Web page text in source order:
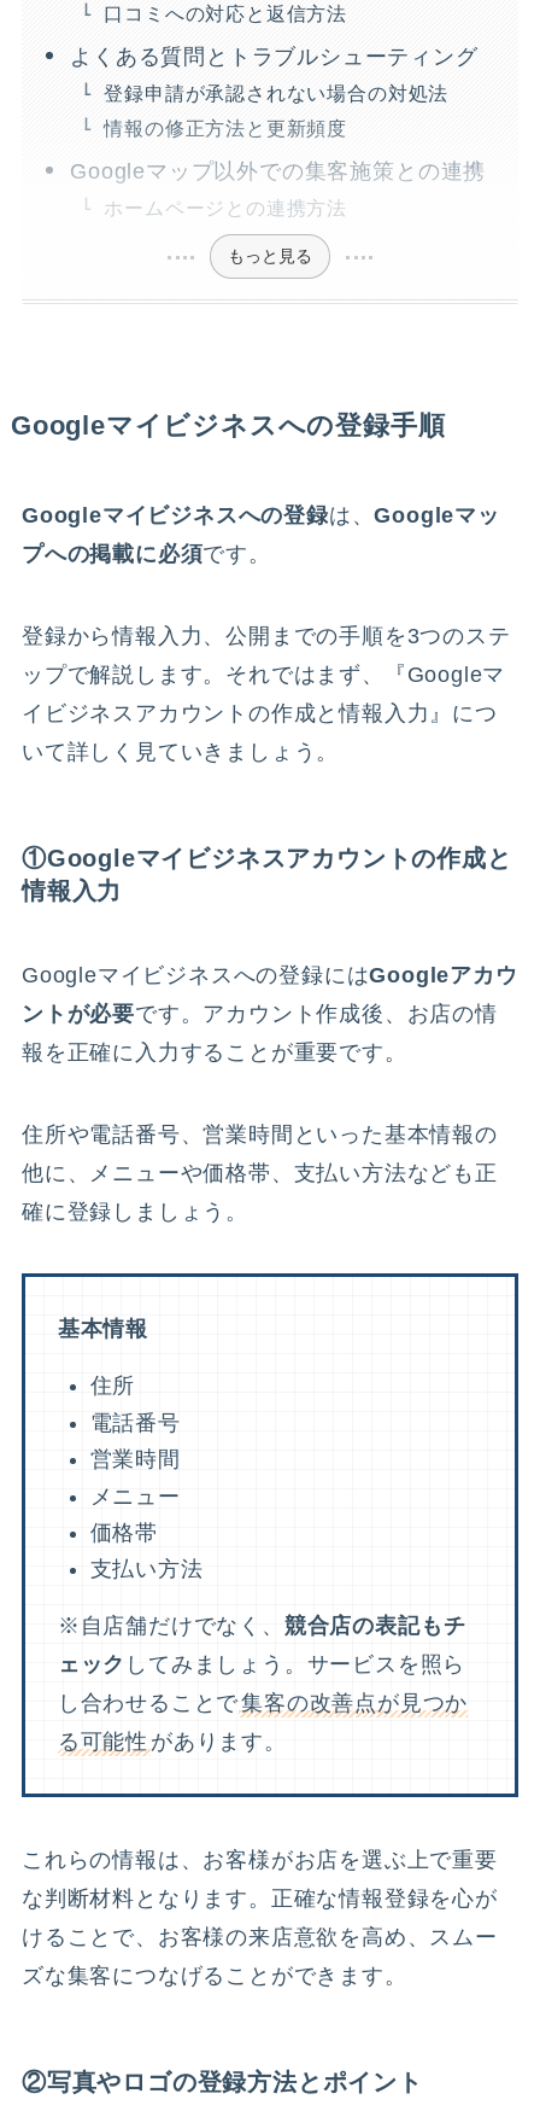
口コミへの対応と返信方法
よくある質問とトラブルシューティング
登録申請が承認されない場合の対処法
情報の修正方法と更新頻度
Googleマップ以外での集客施策との連携
ホームページとの連携方法
もっと見る
Googleマイビジネスへの登録手順
Googleマイビジネスへの登録は、Googleマッ
プへの掲載に必須です。
登録から情報入力、公開までの手順を3つのステ
ップで解説します。それではまず、『Googleマ
イビジネスアカウントの作成と情報入力』につ
いて詳しく見ていきましょう。
①Googleマイビジネスアカウントの作成と
情報入力
Googleマイビジネスへの登録にはGoogleアカウ
ントが必要です。アカウント作成後、お店の情
報を正確に入力することが重要です。
住所や電話番号、営業時間といった基本情報の
他に、メニューや価格帯、支払い方法なども正
確に登録しましょう。
基本情報
住所
電話番号
営業時間
メニュー
価格帯
支払い方法
※自店舗だけでなく、 競合店の表記もチ
ェック してみましょう。サービスを照ら
し合わせることで集客の改善点が見つか
る可能性 があります。
これらの情報は、お客様がお店を選ぶ上で重要
な判断材料となります。正確な情報登録を心が
けることで、お客様の来店意欲を高め、スムー
ズな集客につなげることができます。
②写真やロゴの登録方法とポイント